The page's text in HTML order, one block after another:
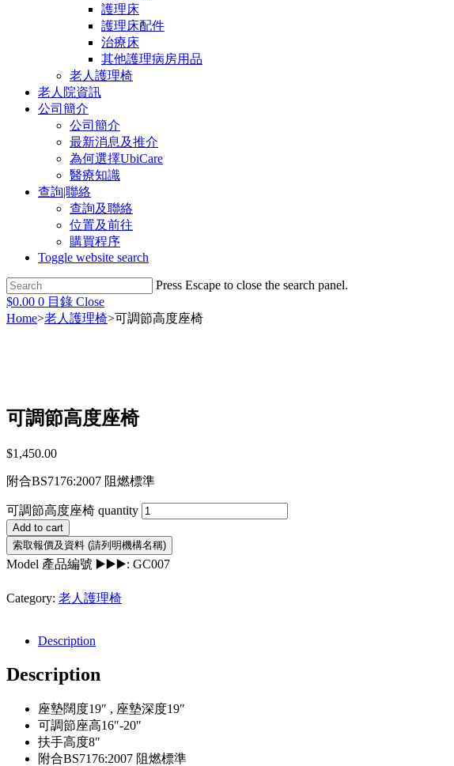
護理床
護理床配件
治療床
其他護理病房用品
老人護理椅
老人院資訊
公司簡介
公司簡介
最新消息及推介
為何選擇UbiCare
醫療知識
查詢|聯絡
查詢及聯絡
位置及前往
購買程序
Toggle website search
Press Escape to close the search panel.
$0.00 0 目錄 Close
Home>老人護理椅>可調節高度座椅
可調節高度座椅
$1,450.00
附合BS7176:2007 阻燃標準
可調節高度座椅 quantity
Add to cart
Model 產品編號 ▶️▶️▶️: GC007
Category: 老人護理椅
Description
Description
座墊闊度19″ , 座墊深度19″
可調節座高16″-20″
扶手高度8″
附合BS7176:2007 阻燃標準